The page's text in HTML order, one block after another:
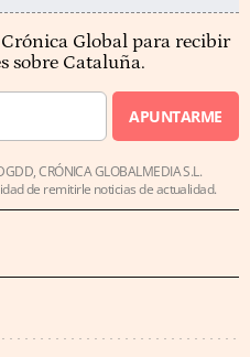
Global para recibir
sobre Cataluña.
APUNTARME
CRÓNICA GLOBALMEDIA S.L.
de remitirle noticias de actualidad.